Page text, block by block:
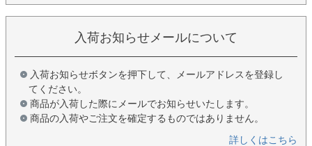
入荷お知らせメールについて
入荷お知らせボタンを押下して、メールアドレスを登録し
てください。
商品が入荷した際にメールでお知らせいたします。
商品の入荷やご注文を確定するものではありません。
詳しくはこちら